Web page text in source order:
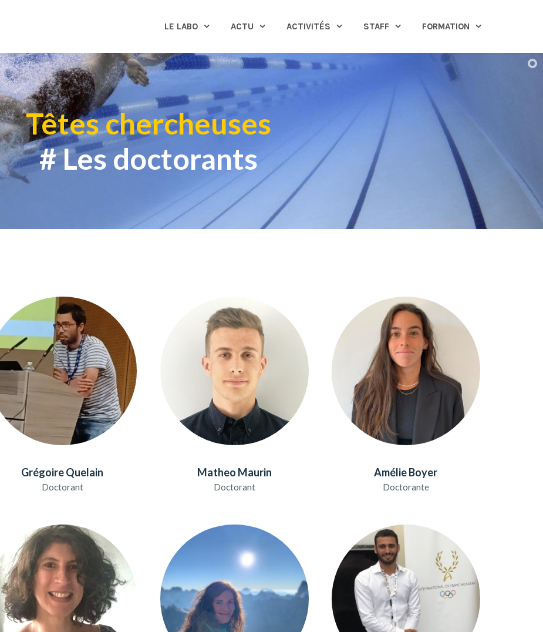
LE LABO ACTU ACTIVITÉS STAFF FORMATION
Têtes chercheuses
# Les doctorants
Grégoire Quelain
Doctorant
Matheo Maurin
Doctorant
Amélie Boyer
Doctorante